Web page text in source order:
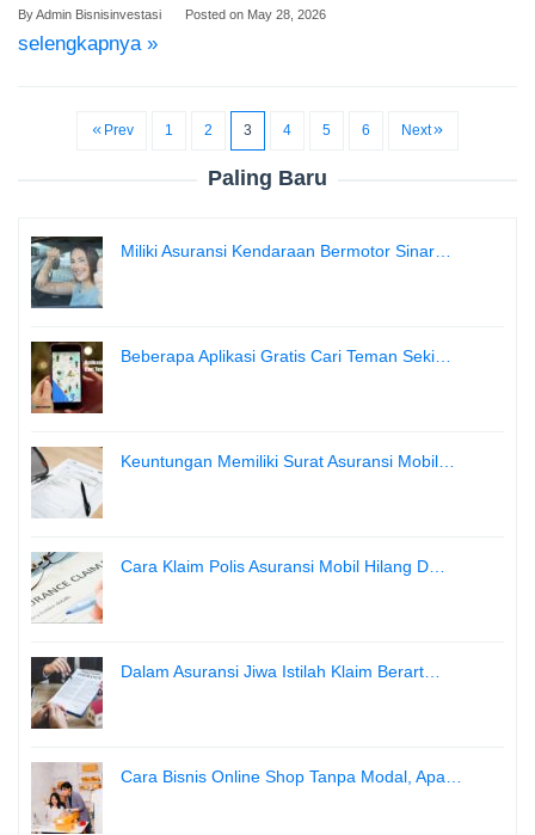
ByAdmin Bisnisinvestasi Posted on May 28, 2026
selengkapnya »
Prev 1 2 3 4 5 6 Next
Paling Baru
Miliki Asuransi Kendaraan Bermotor Sinar…
Beberapa Aplikasi Gratis Cari Teman Seki…
Keuntungan Memiliki Surat Asuransi Mobil…
Cara Klaim Polis Asuransi Mobil Hilang D…
Dalam Asuransi Jiwa Istilah Klaim Berart…
Cara Bisnis Online Shop Tanpa Modal, Apa…